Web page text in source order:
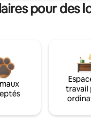
pour des
travail